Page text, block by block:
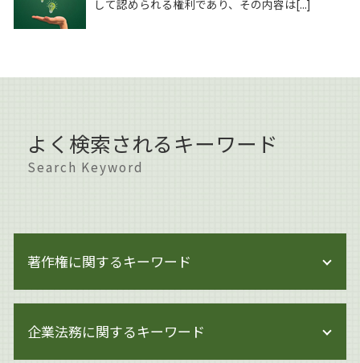
して認められる権利であり、その内容は[...]
よく検索されるキーワード
Search Keyword
著作権に関するキーワード
著作権侵害 身近な例
企業法務に関するキーワード